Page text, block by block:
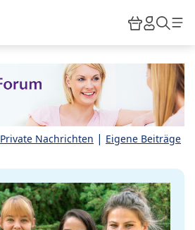
HiPP
Private Nachrichten | Eigene Beiträge